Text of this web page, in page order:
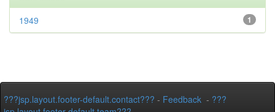
1
1949
???jsp.layout.footer-default.contact??? - Feedback - ???